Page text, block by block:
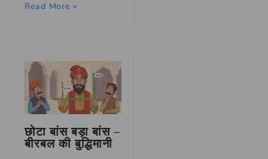
Read More »
छोटा बांस बड़ा बांस –
बीरबल की बुद्धिमानी